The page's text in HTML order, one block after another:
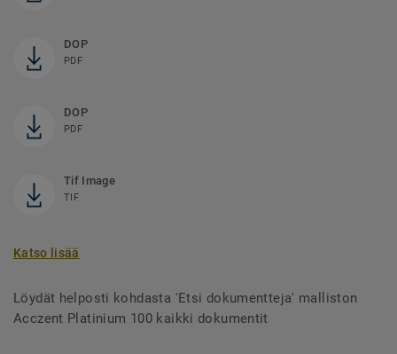
DOP
PDF
DOP
PDF
Tif Image
TIF
Katso lisää
Löydät helposti kohdasta 'Etsi dokumentteja' malliston
Acczent Platinium 100 kaikki dokumentit